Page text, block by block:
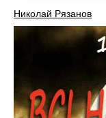
Николай Рязанов